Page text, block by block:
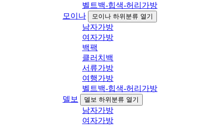
벨트백-힙색-허리가방
모이나
모이나 하위분류 열기
남자가방
여자가방
백팩
클러치백
서류가방
여행가방
벨트백-힙색-허리가방
델보
델보 하위분류 열기
남자가방
여자가방